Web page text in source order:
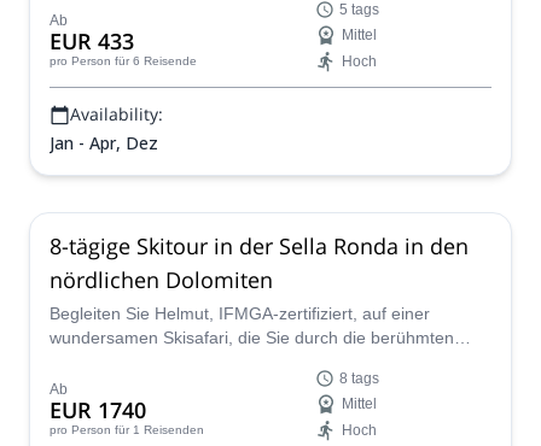
Region. Wählen Sie aus drei möglichen Reiserouten und
entdecken Sie erstaunliche Abfahrten, wunderschöne
Landschaften und Italiens beeindruckende Bergwelt.
Ab
EUR 433
pro Person für 6 Reisende
5 tags
Mittel
Hoch
Availability:
Jan - Apr, Dez
8-tägige Skitour in der Sella Ronda in den
nördlichen Dolomiten
Begleiten Sie Helmut, IFMGA-zertifiziert, auf einer
wundersamen Skisafari, die Sie durch die berühmten
bis nach Cortina D’Ampezzo.
Ab
EUR 1740
pro Person für 1 Reisenden
8 tags
Mittel
Hoch